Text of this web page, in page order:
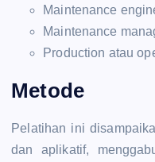
Maintenance
Maintenance
Production atau
Metode
Pelatihan ini
dan aplikatif,